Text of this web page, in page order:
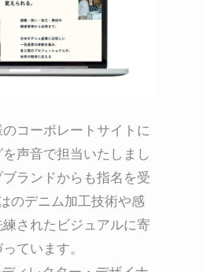
コーポレートサイトに
声音で担当いたしまし
ランドからも指名を受
のデニム加工技術や感
されたビジュアルに寄
ています。